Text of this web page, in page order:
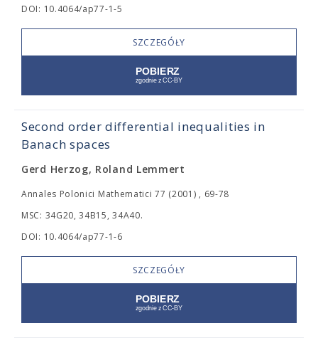
DOI: 10.4064/ap77-1-5
SZCZEGÓŁY
Second order differential inequalities in
Banach spaces
Gerd Herzog, Roland Lemmert
Annales Polonici Mathematici 77 (2001) , 69-78
MSC: 34G20, 34B15, 34A40.
DOI: 10.4064/ap77-1-6
SZCZEGÓŁY